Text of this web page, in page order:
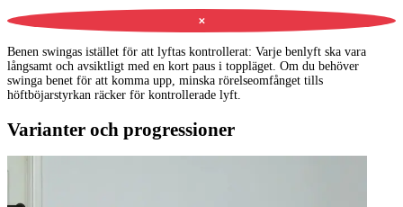
✕
Benen swingas istället för att lyftas kontrollerat: Varje benlyft ska vara
långsamt och avsiktligt med en kort paus i toppläget. Om du behöver
swinga benet för att komma upp, minska rörelseomfånget tills
höftböjarstyrkan räcker för kontrollerade lyft.
Varianter och progressioner